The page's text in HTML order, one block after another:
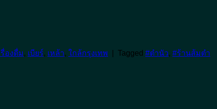
รื่องดื่ม , เบียร์, เหล้า, ใกล้กรุงเทพ Tagged #ตำนัว, #ร้านส้มตำ